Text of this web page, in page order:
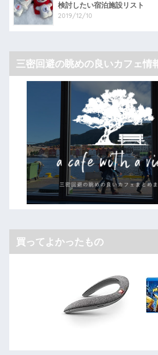
検討したい宿泊施設リスト
2019/12/10
三密回避の眺めの良いカフェ情
買ってよかったもの